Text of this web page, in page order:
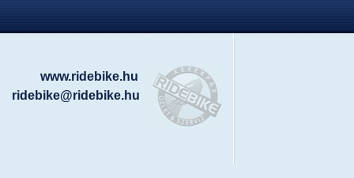
www.ridebike.hu
ridebike@ridebike.hu